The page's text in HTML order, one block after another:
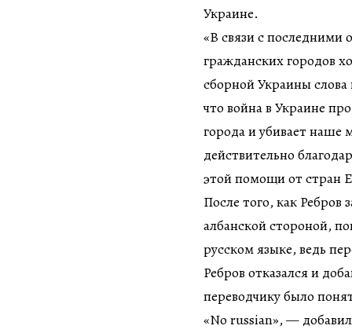
Украине.
«В связи с последними
гражданских городов
сборной Украины
что война в Украине
города и убивает наше
действительно
этой помощи от стран
После того, как
албанской стороной,
русском языке, ведь
Ребров отказался и
переводчику было
«No russian», —